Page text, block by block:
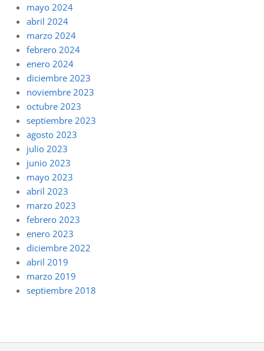
mayo 2024
abril 2024
marzo 2024
febrero 2024
enero 2024
diciembre 2023
noviembre 2023
octubre 2023
septiembre 2023
agosto 2023
julio 2023
junio 2023
mayo 2023
abril 2023
marzo 2023
febrero 2023
enero 2023
diciembre 2022
abril 2019
marzo 2019
septiembre 2018